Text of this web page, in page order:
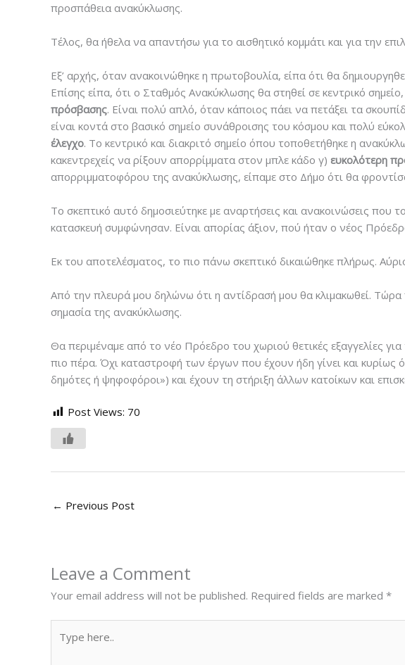
προσπάθεια ανακύκλωσης.
Τέλος, θα ήθελα να απαντήσω για το αισθητικό κομμάτι και για την
Εξ’ αρχής, όταν ανακοινώθηκε η πρωτοβουλία, είπα ότι θα
Επίσης είπα, ότι ο Σταθμός Ανακύκλωσης θα στηθεί σε κεντρικό
πρόσβασης. Είναι πολύ απλό, όταν κάποιος πάει να πετάξει τα
είναι κοντά στο βασικό σημείο συνάθροισης του κόσμου και πολύ
έλεγχο. Το κεντρικό και διακριτό σημείο όπου τοποθετήθηκε η
κακεντρεχείς να ρίξουν απορρίμματα στον μπλε κάδο γ) ευκολότερη
απορριμματοφόρου της ανακύκλωσης, είπαμε στο Δήμο ότι θα
Το σκεπτικό αυτό δημοσιεύτηκε με αναρτήσεις και ανακοινώσεις
κατασκευή συμφώνησαν. Είναι απορίας άξιον, πού ήταν ο νέος
Εκ του αποτελέσματος, το πιο πάνω σκεπτικό δικαιώθηκε πλήρως.
Από την πλευρά μου δηλώνω ότι η αντίδρασή μου θα κλιμακωθεί. Τώρα
σημασία της ανακύκλωσης.
Θα περιμέναμε από το νέο Πρόεδρο του χωριού θετικές εξαγγελίες
πιο πέρα. Όχι καταστροφή των έργων που έχουν ήδη γίνει και
δημότες ή ψηφοφόροι») και έχουν τη στήριξη άλλων κατοίκων και
Post Views: 70
← Previous Post
Leave a Comment
Your email address will not be published. Required fields are marked *
here..